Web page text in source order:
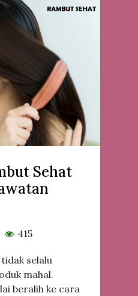
Sehat
415
selalu
mahal.
beralih ke cara